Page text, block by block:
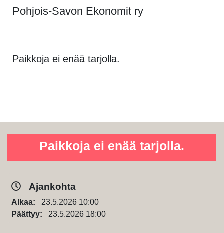
Pohjois-Savon Ekonomit ry
Paikkoja ei enää tarjolla.
Paikkoja ei enää tarjolla.
Ajankohta
Alkaa: 23.5.2026 10:00
Päättyy: 23.5.2026 18:00